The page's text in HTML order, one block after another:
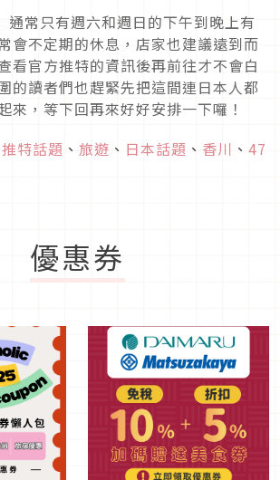
通常只有週六和週日的下午到晚上有
會不定期的休息，店家也建議遠到而
看官方推特的資訊後再前往才不會白
的讀者們也趕緊先把這間連日本人都
來，等下回再來好好安排一下囉！
推特話題 、 旅遊 、 日本話題 、 香川 、 47
優惠券